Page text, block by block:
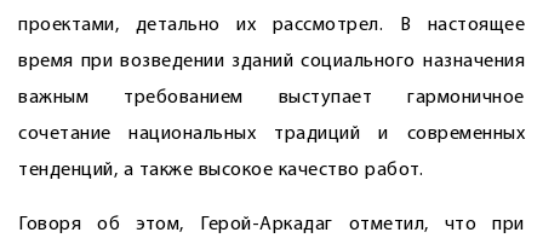
проектами, детально их рассмотрел. В настоящее
время при возведении зданий социального назначения
важным требованием выступает гармоничное
сочетание национальных традиций и современных
тенденций, а также высокое качество работ.
Говоря об этом, Герой-Аркадаг отметил, что при